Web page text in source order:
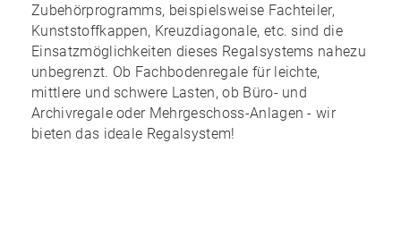
Zubehörprogramms, beispielsweise Fachteiler,
Kunststoffkappen, Kreuzdiagonale, etc. sind die
Einsatzmöglichkeiten dieses Regalsystems nahezu
unbegrenzt. Ob Fachbodenregale für leichte,
mittlere und schwere Lasten, ob Büro- und
Archivregale oder Mehrgeschoss-Anlagen - wir
bieten das ideale Regalsystem!